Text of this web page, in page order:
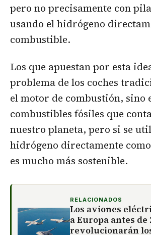
pero no precisamente con
usando el hidrógeno
combustible.
Los que apuestan por esta
problema de los coches
el motor de combustión, sino
combustibles fósiles que
nuestro planeta, pero si se
hidrógeno directamente
es mucho más sostenible.
RELACIONADOS
Los aviones
a Europa antes de
revolucionarán